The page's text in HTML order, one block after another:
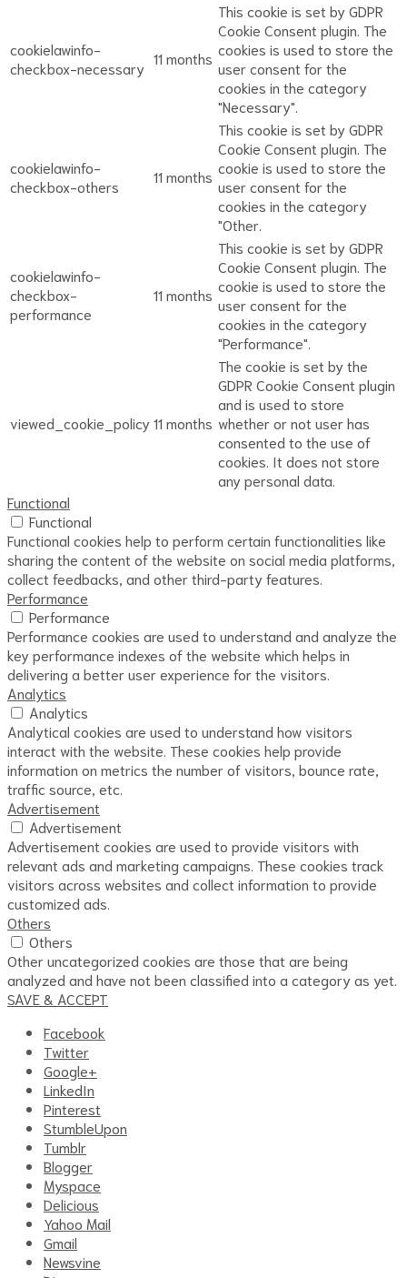
cookielawinfo-
checkbox-necessary
11 months
This cookie is set by GDPR
Cookie Consent plugin. The
cookies is used to store the
user consent for the
cookies in the category
"Necessary".
cookielawinfo-
checkbox-others
11 months
This cookie is set by GDPR
Cookie Consent plugin. The
cookie is used to store the
user consent for the
cookies in the category
"Other.
cookielawinfo-
checkbox-
performance
11 months
This cookie is set by GDPR
Cookie Consent plugin. The
cookie is used to store the
user consent for the
cookies in the category
"Performance".
viewed_cookie_policy11 months
The cookie is set by the
GDPR Cookie Consent plugin
and is used to store
whether or not user has
consented to the use of
cookies. It does not store
any personal data.
Functional
Functional
Functional cookies help to perform certain functionalities like
sharing the content of the website on social media platforms,
collect feedbacks, and other third-party features.
Performance
Performance
Performance cookies are used to understand and analyze the
key performance indexes of the website which helps in
delivering a better user experience for the visitors.
Analytics
Analytics
Analytical cookies are used to understand how visitors
interact with the website. These cookies help provide
information on metrics the number of visitors, bounce rate,
traffic source, etc.
Advertisement
Advertisement
Advertisement cookies are used to provide visitors with
relevant ads and marketing campaigns. These cookies track
visitors across websites and collect information to provide
customized ads.
Others
Others
Other uncategorized cookies are those that are being
analyzed and have not been classified into a category as yet.
SAVE & ACCEPT
Facebook
Twitter
Google+
LinkedIn
Pinterest
StumbleUpon
Tumblr
Blogger
Myspace
Delicious
Yahoo Mail
Gmail
Newsvine